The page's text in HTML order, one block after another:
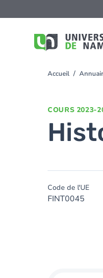
au
You
Accueil
COURS 2023-
Code de l'UE
FINT0045